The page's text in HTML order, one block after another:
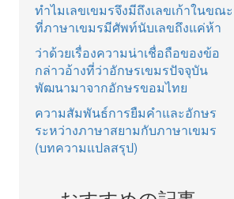
ทำไมเลขเขมรจึงมีถึงเลขเก้าในขณะ
ที่ภาษาเขมรมีศัพท์นับเลขถึงแค่ห้า
ว่าด้วยเรื่องความน่าเชื่อถือของข้อ
กล่าวอ้างที่ว่าอักษรเขมรปัจจุบัน
พัฒนามาจากอักษรขอมไทย
ความสัมพันธ์การยืมคำและอักษร
ระหว่างภาษาสยามกับภาษาเขมร
(บทความแปลสรุป)